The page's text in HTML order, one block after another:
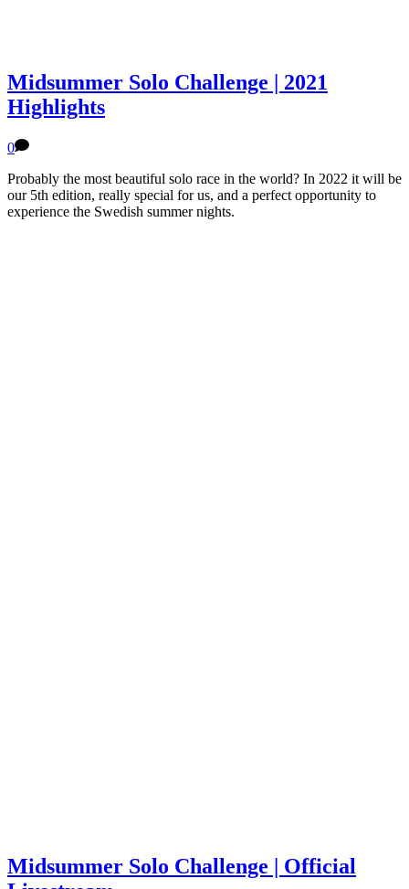
Midsummer Solo Challenge | 2021
Highlights
0
Probably the most beautiful solo race in the world? In 2022 it will be
our 5th edition, really special for us, and a perfect opportunity to
experience the Swedish summer nights.
Midsummer Solo Challenge | Official